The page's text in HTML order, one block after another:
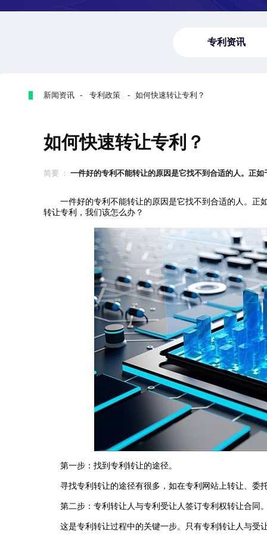
专利资讯
新闻资讯 - 专利政策 - 如何快速转让专利？
如何快速转让专利？
简要 ： 一件好的专利不能转让的原因是它找不到合适的人。正如
一件好的专利不能转让的原因是它找不到合适的人。正
转让专利，我们该怎么办？
第一步：找到专利转让的途径。
寻找专利转让的途径有很多，如在专利网站上转让、委
第二步：专利转让人与专利受让人签订专利权转让合同
这是专利转让过程中的关键一步。只有专利转让人与受